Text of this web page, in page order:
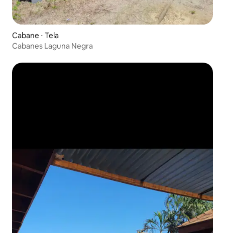
Cabane ⋅ Tela
Cabanes Laguna Negra